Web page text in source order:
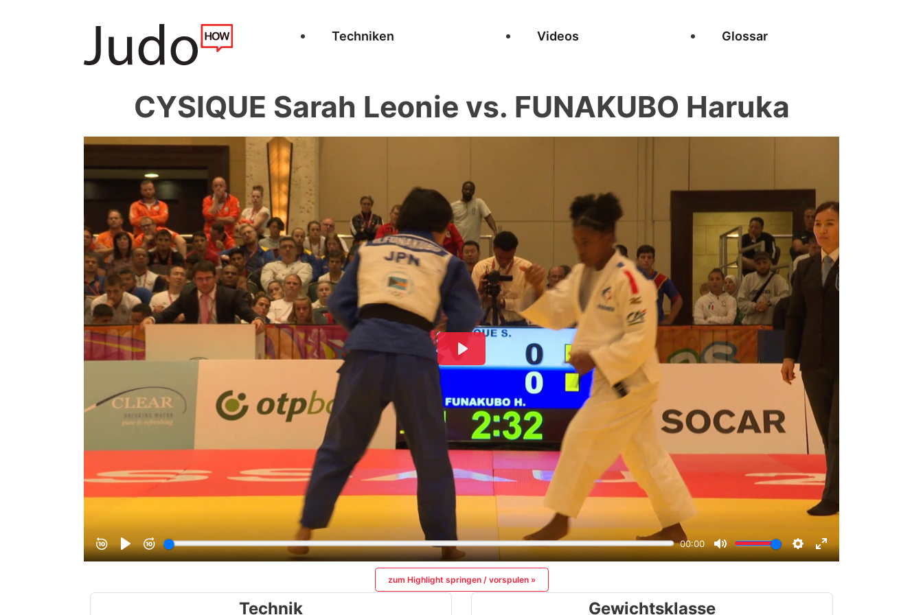
Techniken Videos Glossar
CYSIQUE Sarah Leonie vs. FUNAKUBO Haruka
zum Highlight springen / vorspulen »
Technik Gewichtsklasse